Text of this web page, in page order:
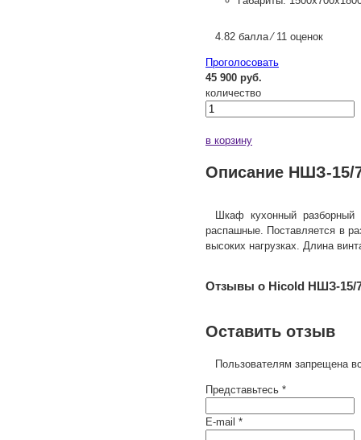
4.82 балла ⁄ 11 оценок
Проголосовать
45 900 руб.
количество
в корзину
Описание НШЗ-15/
Шкаф кухонный
распашные. Поставляется в
высоких нагрузках. Длина
Отзывы о Hicold НШЗ-15/
Оставить отзыв
Пользователям запрещена
Представьтесь *
E-mail *